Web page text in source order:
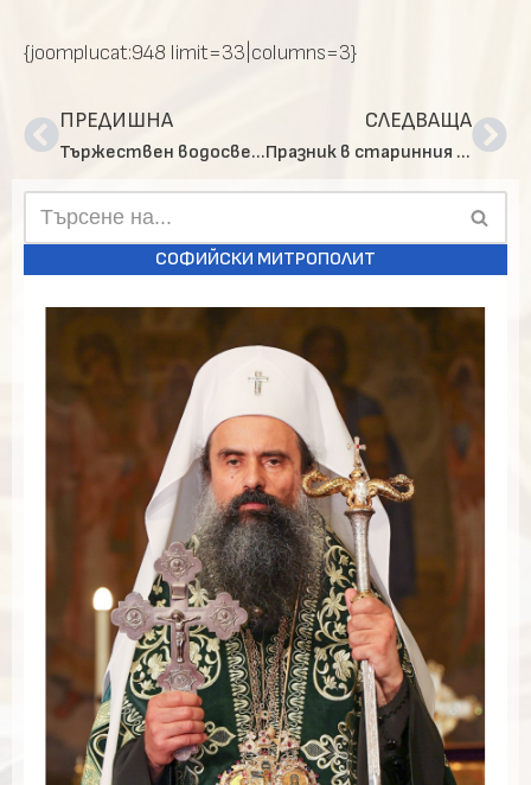
{joomplucat:948 limit=33|columns=3}
ПРЕДИШНА
Тържествен водосвет за 21 март – празника на Кюстендил
СЛЕДВАЩА
Празник в старинния столичен храм “ Св. Петка“
СОФИЙСКИ МИТРОПОЛИТ